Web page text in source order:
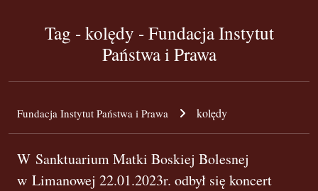
Tag - kolędy - Fundacja Instytut
Państwa i Prawa
Fundacja Instytut Państwa i Prawa kolędy
W Sanktuarium Matki Boskiej Bolesnej
w Limanowej 22.01.2023r. odbył się koncert